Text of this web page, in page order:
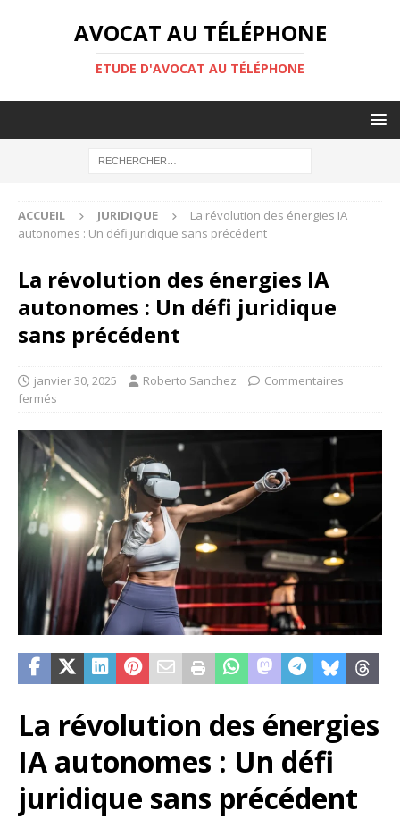
AVOCAT AU TÉLÉPHONE
ETUDE D'AVOCAT AU TÉLÉPHONE
ACCUEIL JURIDIQUE
La révolution des énergies IA
autonomes : Un défi juridique sans précédent
La révolution des énergies IA
autonomes : Un défi juridique
sans précédent
janvier 30, 2025 Roberto Sanchez
Commentaires
fermés
La révolution des énergies
IA autonomes : Un défi
juridique sans précédent